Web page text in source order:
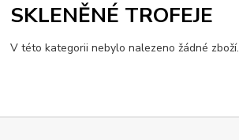
SKLENĚNÉ TROFEJE
V této kategorii nebylo nalezeno žádné zboží.